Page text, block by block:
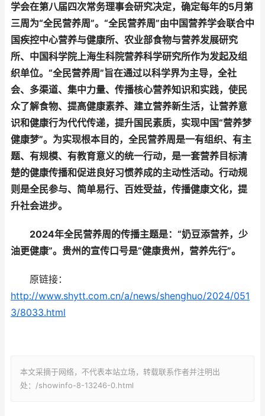
学会在第八届四次常务理事会研究决定，确定每年的5月第
三周为“全民营养周”。“全民营养周”由中国营养学会联合中
国疾控中心营养与健康所、农业部食物与营养发展研究
所、中国科学院上海生科院营养科学研究所作为发起及组
织单位。“全民营养周”旨在通过以科学界为主导，全社
会、多渠道、集中力量、传播核心营养知识和实践，使民
众了解食物、提高健康素养、建立营养新生活，让营养意
识和健康行为代代传递，提升国民素质，实现中国“营养梦
健康梦”。为实现根本目的，全民营养周是一有组织、有主
题、有规模、有教育意义的统一行动，是一套营养目标清
楚的健康传播和促进良好习惯养成的主动性活动。行动规
则是全民参与、简单易行、百姓受益，传播健康文化，提
升社会进步。
2024年全民营养周的传播主题是：“奶豆添营养，少
油更健康”。贵州的宣传口号是“健康贵州，营养先行”。
原链接：
http://www.shytt.com.cn/a/news/shenghuo/2024/051
3/8033.html
本文采摘于网络，不代表本站立场，转载联系作者并注明出
处：/showinfo-8-13246-0.html